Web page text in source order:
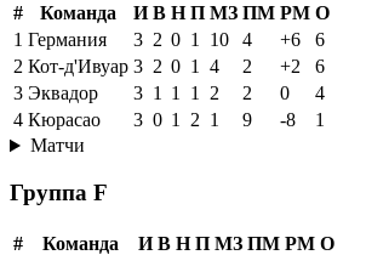
# Команда И В Н П МЗ ПМ РМ О
1 Германия 3 2 0 1 10 4 +6
6
2 Кот-д'Ивуар 3 2 0 1 4 2 +2
6
3 Эквадор 3 1 1 1 2 2 0
4
4 Кюрасао 3 0 1 2 1 9 -8
1
Матчи
Группа F
# Команда И В Н П МЗ ПМ РМ О